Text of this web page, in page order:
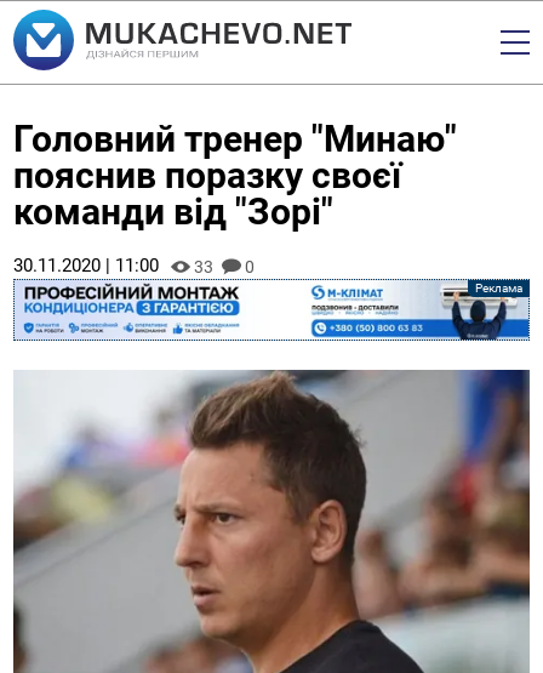
Головний тренер "Минаю"
пояснив поразку своєї
команди від "Зорі"
30.11.2020 | 11:00 33 0